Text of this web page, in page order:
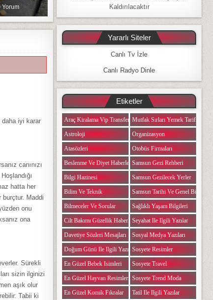
Yorum
daha iyi karar
canınızı
hatta her
burçtur. Maddi
onu
ona
Sürekli
sizin ilginizi
aşık olur
Tabii ki
Kaldırılacaktır
Yararlı Siteler
Canlı Tv İzle
Canlı Radyo Dinle
Etiketler
Araç Kiralama Vip Transfer
Astroloji
Atasözleri
Beslenme Ve Diyet Haberleri
Bilgi Hazinesi
Bilim Ve Teknik
Bilmeceler Ve Sorular
Cilt Bakımı Güzellik Haberleri
Davetiye Sözleri Mesajları
Doğum Günü Ile Ilgili Yazılar
En Güzel Bebek Isimleri
En Güzel Hayvan Resimleri
En Güzel Komik Fıkralar
Mutfak Sırları Yemek Tarifi
Organizasyon
Otobüs Firmaları
Samsun Gezi Rehberi
Samsun Gezilecek Yerler
Samsun Tarihi Ve Genel Bilgiler
Sağlıklı Yaşam Bilgileri
Seyahat Ile Ilgili Yazılar
Sosyal Medya Yazıları
Sosyete Resimler
Sosyete Travel
Sosyete Trend Moda
Tatil Ile Ilgili Yazılar